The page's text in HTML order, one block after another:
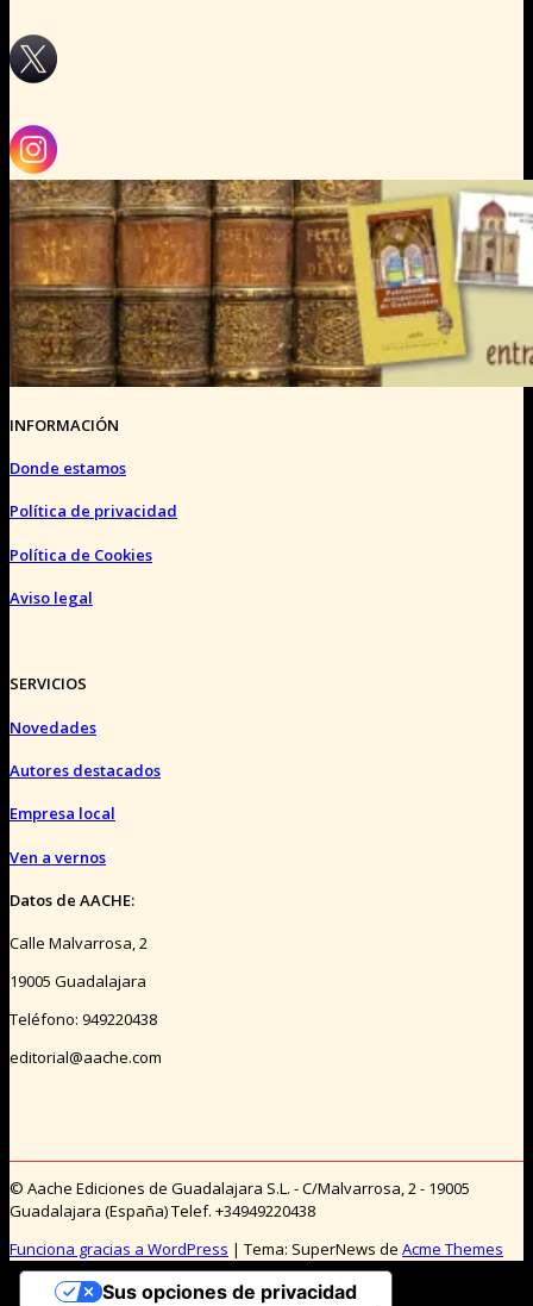
INFORMACIÓN
Donde estamos
Política de privacidad
Política de Cookies
Aviso legal
SERVICIOS
Novedades
Autores destacados
Empresa local
Ven a vernos
Datos de AACHE:
Calle Malvarrosa, 2
19005 Guadalajara
Teléfono: 949220438
editorial@aache.com
© Aache Ediciones de Guadalajara S.L. - C/Malvarrosa, 2 - 19005
Guadalajara (España) Telef. +34949220438
Funciona gracias a WordPress | Tema: SuperNews de Acme Themes
Sus opciones de privacidad